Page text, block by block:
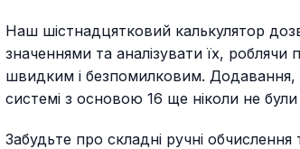
Наш шістнадцятковий калькулятор
значеннями та аналізувати їх,
швидким і безпомилковим. Додавання,
системі з основою 16 ще ніколи не
Забудьте про складні ручні